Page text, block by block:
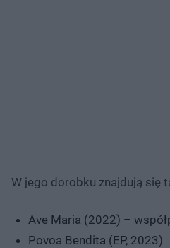
W jego dorobku znajdują się
Ave Maria (2022) –
Povoa Bendita (EP, 2023)